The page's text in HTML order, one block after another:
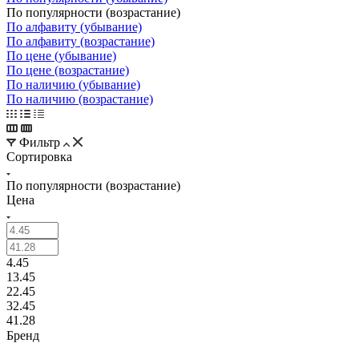
По популярности (возрастание)
По алфавиту (убывание)
По алфавиту (возрастание)
По цене (убывание)
По цене (возрастание)
По наличию (убывание)
По наличию (возрастание)
Фильтр
Сортировка
По популярности (возрастание)
Цена
4.45
13.45
22.45
32.45
41.28
Бренд